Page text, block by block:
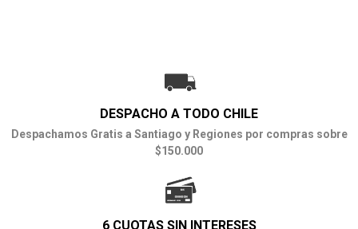
DESPACHO A TODO CHILE
Despachamos Gratis a Santiago y Regiones por compras sobre
$150.000
6 CUOTAS SIN INTERESES